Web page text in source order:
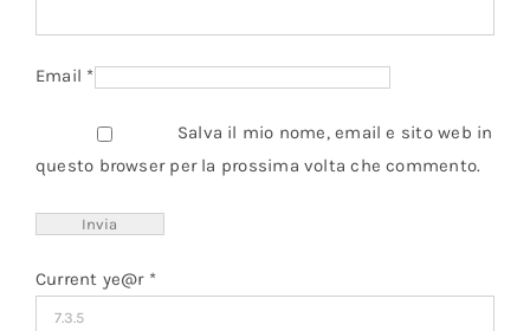
Email *
Salva il mio nome, email e sito web in
questo browser per la prossima volta che commento.
Current ye@r *